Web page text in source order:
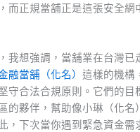
而正規當舖正是這張安全網
我想強調，當舖業在台灣已
融當舖（化名）這樣的機構
守合法合規原則。它們的目
的夥伴，幫助像小琳（化名
，下次當你遇到緊急資金需